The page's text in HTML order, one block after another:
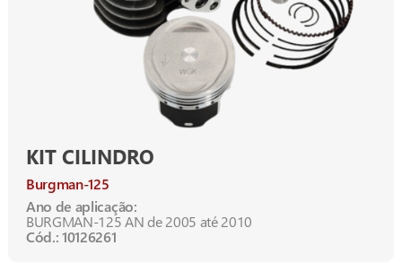
KIT CILINDRO
Burgman-125
Ano de aplicação:
BURGMAN-125 AN de 2005 até 2010
Cód.: 10126261